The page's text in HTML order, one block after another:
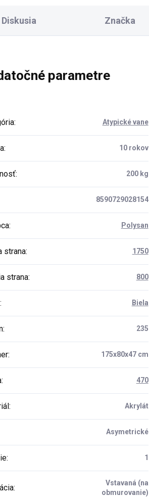
Diskusia Značka
parametre
: Atypické vane
: 10 rokov
: 200 kg
8590729028154
: Polysan
strana: 1750
strana: 800
: Biela
: 235
: 175x80x47 cm
: 470
: Akrylát
Asymetrické
: 1
:
Vstavaná (na
obmurovanie)